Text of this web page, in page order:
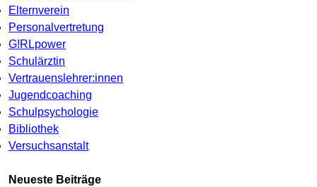
Elternverein
Personalvertretung
G!RLpower
Schulärztin
Vertrauenslehrer:innen
Jugendcoaching
Schulpsychologie
Bibliothek
Versuchsanstalt
Neueste Beiträge